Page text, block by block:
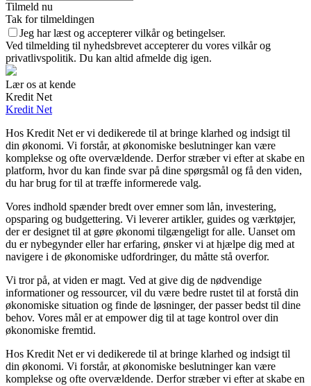
Tilmeld nu
Tak for tilmeldingen
Jeg har læst og accepterer vilkår og betingelser.
Ved tilmelding til nyhedsbrevet accepterer du vores vilkår og
privatlivspolitik. Du kan altid afmelde dig igen.
Lær os at kende
Kredit Net
Kredit Net
Hos Kredit Net er vi dedikerede til at bringe klarhed og indsigt til
din økonomi. Vi forstår, at økonomiske beslutninger kan være
komplekse og ofte overvældende. Derfor stræber vi efter at skabe en
platform, hvor du kan finde svar på dine spørgsmål og få den viden,
du har brug for til at træffe informerede valg.
Vores indhold spænder bredt over emner som lån, investering,
opsparing og budgettering. Vi leverer artikler, guides og værktøjer,
der er designet til at gøre økonomi tilgængeligt for alle. Uanset om
du er nybegynder eller har erfaring, ønsker vi at hjælpe dig med at
navigere i de økonomiske udfordringer, du måtte stå overfor.
Vi tror på, at viden er magt. Ved at give dig de nødvendige
informationer og ressourcer, vil du være bedre rustet til at forstå din
økonomiske situation og finde de løsninger, der passer bedst til dine
behov. Vores mål er at empower dig til at tage kontrol over din
økonomiske fremtid.
Hos Kredit Net er vi dedikerede til at bringe klarhed og indsigt til
din økonomi. Vi forstår, at økonomiske beslutninger kan være
komplekse og ofte overvældende. Derfor stræber vi efter at skabe en